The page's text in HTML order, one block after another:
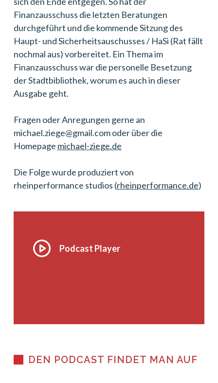
Finanzausschuss die letzten Beratungen
durchgeführt und die kommende Sitzung des
Haupt- und Sicherheitsauschusses / HaSi (Rat fällt
nochmal aus) vorbereitet. Ein Thema im
Finanzausschuss war die personelle Besetzung
der Stadtbibliothek, worum es auch in dieser
Ausgabe geht.
Fragen oder Anregungen gerne an
michael.ziege@gmail.com oder über die
Homepage michael-ziege.de
Die Folge wurde produziert von
rheinperformance studios (rheinperformance.de)
Podcast Player
DEN PODCAST FINDET MAN AUF